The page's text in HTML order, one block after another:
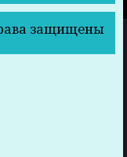
защищены